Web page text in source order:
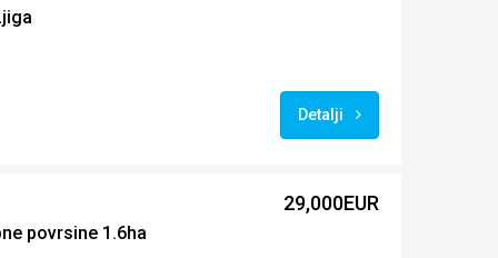
Detalji
povrsine 1.6ha
29,000EUR